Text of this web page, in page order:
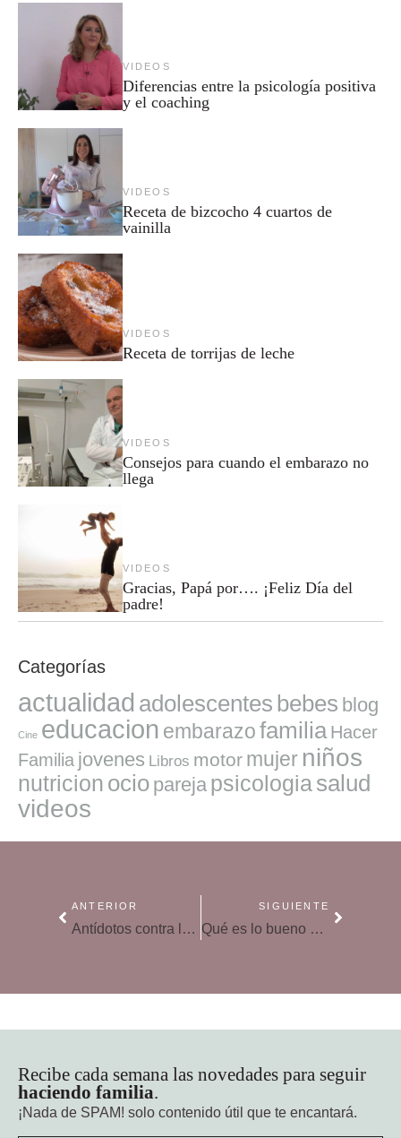
VIDEOS
Diferencias entre la psicología positiva
y el coaching
VIDEOS
Receta de bizcocho 4 cuartos de
vainilla
VIDEOS
Receta de torrijas de leche
VIDEOS
Consejos para cuando el embarazo no
llega
VIDEOS
Gracias, Papá por…. ¡Feliz Día del
padre!
Categorías
actualidad adolescentes bebes blog
Cine educacion embarazofamilia Hacer
Familia jovenes Libros motor mujer niños
nutricion ocio pareja psicologiasalud
videos
ANTERIOR
Antídotos contra la hiperpaternidad
SIGUIENTE
Qué es lo bueno de tener un mal día
Recibe cada semana las novedades para seguir
haciendo familia.
¡Nada de SPAM! solo contenido útil que te encantará.